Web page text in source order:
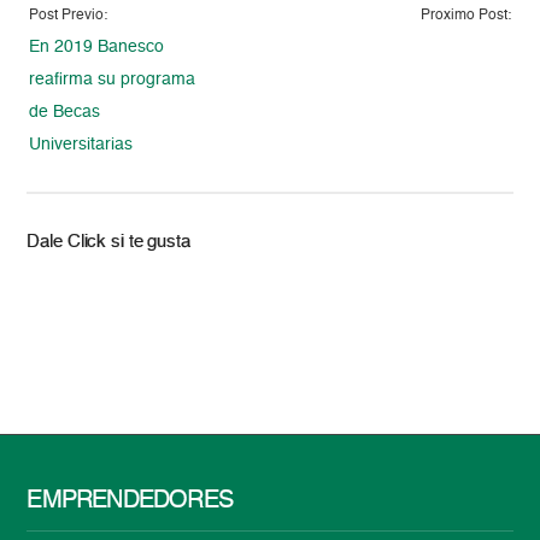
Post Previo:
En 2019 Banesco
reafirma su programa
de Becas
Universitarias
Proximo Post:
Dale Click si te gusta
EMPRENDEDORES